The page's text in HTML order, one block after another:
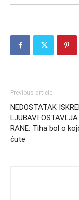
Previous article
NEDOSTATAK
LJUBAVI
RANE: Tiha bol o
ćute